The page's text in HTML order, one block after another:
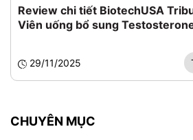
Review chi tiết BiotechUSA
Viên uống bổ sung
29/11/2025
CHUYÊN MỤC